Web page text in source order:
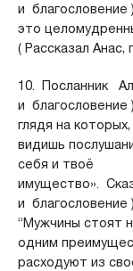
и благословение
это
( Рассказал
10. Посланник
и благословение
глядя на
видишь
себя и твоё
имущество».
и
“Мужчины стоят
одним
расходуют из